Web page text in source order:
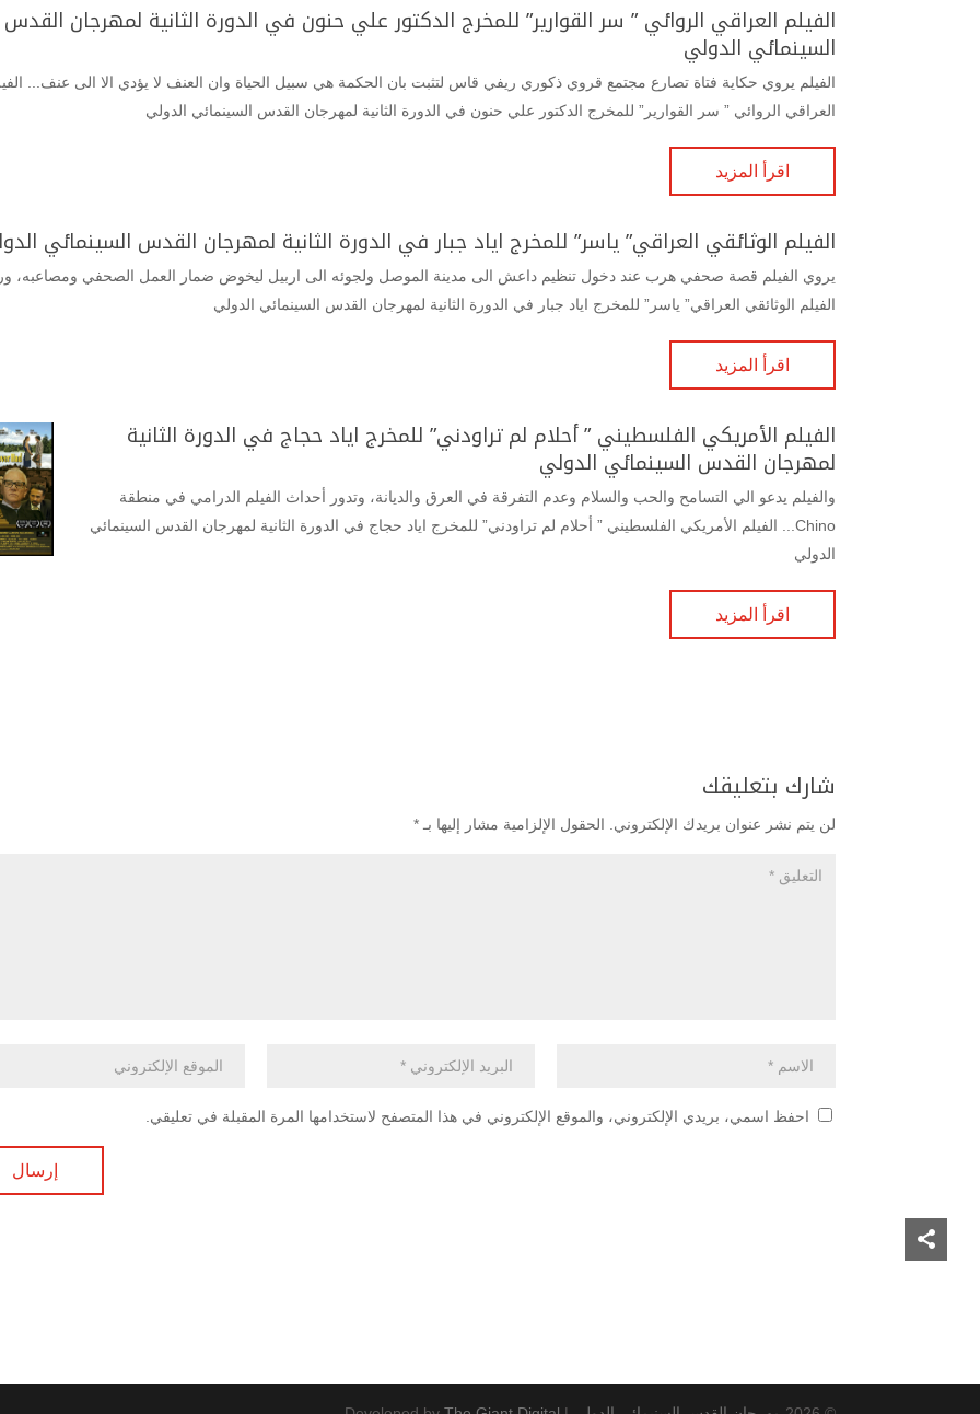
الفيلم العراقي الروائي ” سر القوارير” للمخرج الدكتور علي حنون في الدورة الثانية لمهرجان القدس
السينمائي الدولي
الفيلم يروي حكاية فتاة تصارع مجتمع قروي ذكوري ريفي قاس لتثبت بان الحكمة هي سبيل الحياة وان العنف لا يؤدي الا الى عنف...
العراقي الروائي ” سر القوارير” للمخرج الدكتور علي حنون في الدورة الثانية لمهرجان القدس السينمائي الدولي
اقرأ المزيد
الفيلم الوثائقي العراقي” ياسر” للمخرج اياد جبار في الدورة الثانية لمهرجان القدس السينمائي
يروي الفيلم قصة صحفي هرب عند دخول تنظيم داعش الى مدينة الموصل ولجوئه الى اربيل ليخوض ضمار العمل الصحفي ومصاعبه،
الفيلم الوثائقي العراقي” ياسر” للمخرج اياد جبار في الدورة الثانية لمهرجان القدس السينمائي الدولي
اقرأ المزيد
الفيلم الأمريكي الفلسطيني ” أحلام لم تراودني” للمخرج اياد حجاج في الدورة الثانية
لمهرجان القدس السينمائي الدولي
والفيلم يدعو الي التسامح والحب والسلام وعدم التفرقة في العرق والديانة، وتدور أحداث الفيلم الدرامي في منطقة
Chino... الفيلم الأمريكي الفلسطيني ” أحلام لم تراودني” للمخرج اياد حجاج في الدورة الثانية لمهرجان القدس السينمائي
الدولي
اقرأ المزيد
شارك بتعليقك
لن يتم نشر عنوان بريدك الإلكتروني. الحقول الإلزامية مشار إليها بـ *
احفظ اسمي، بريدي الإلكتروني، والموقع الإلكتروني في هذا المتصفح لاستخدامها المرة المقبلة في تعليقي.